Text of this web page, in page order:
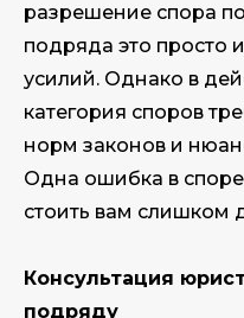
разрешение спора
подряда это просто
усилий. Однако в
категория споров
норм законов и
Одна ошибка в
стоить вам слишком
Консультация
подряду